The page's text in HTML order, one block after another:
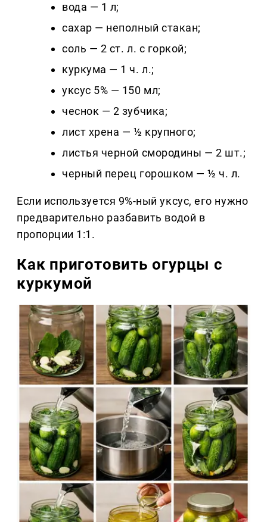
вода — 1 л;
сахар — неполный стакан;
соль — 2 ст. л. с горкой;
куркума — 1 ч. л.;
уксус 5% — 150 мл;
чеснок — 2 зубчика;
лист хрена — ½ крупного;
листья черной смородины — 2 шт.;
черный перец горошком — ½ ч. л.
Если используется 9%-ный уксус, его нужно
предварительно разбавить водой в
пропорции 1:1.
Как приготовить огурцы с
куркумой